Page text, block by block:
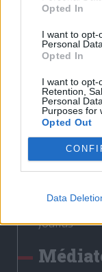
Opted In
I want to opt-
Personal
Opted In
I want to opt-
Retention,
Personal
Purposes for
Opted Out
Data
Liget
Krónika
Bihari Napló
Erdélyi
Főtér
Rádió GaGa
Jóállás